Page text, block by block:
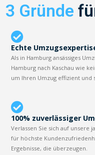
3 Gründe
Echte
Als in Hamburg ansässiges
Hamburg nach Kaschau wie
um Ihren Umzug effizient und
100% zuverlässiger
Verlassen Sie sich auf unsere
für höchste
Ergebnisse, die überzeugen.